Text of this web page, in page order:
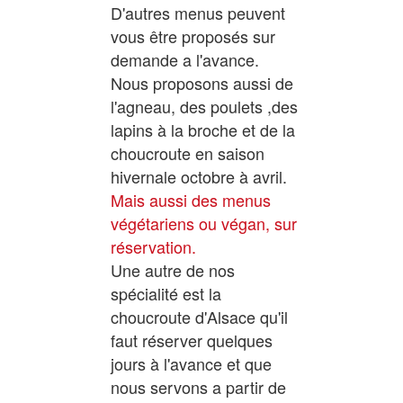
D'autres menus peuvent
vous être proposés sur
demande a l'avance.
Nous proposons aussi de
l'agneau, des poulets ,des
lapins à la broche et de la
choucroute en saison
hivernale octobre à avril.
Mais aussi des menus
végétariens ou végan, sur
réservation.
Une autre de nos
spécialité est la
choucroute d'Alsace qu'il
faut réserver quelques
jours à l'avance et que
nous servons a partir de